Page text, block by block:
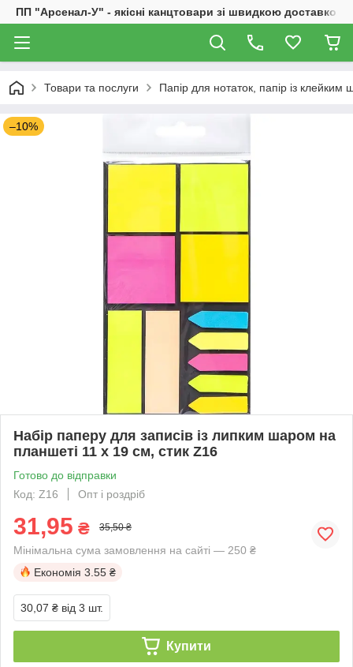
ПП "Арсенал-У" - якісні канцтовари зі швидкою доставкою
Товари та послуги Папір для нотаток, папір із клейким
–10%
Набір паперу для записів із липким шаром на
планшеті 11 х 19 см, стик Z16
Готово до відправки
Код: Z16
Опт і роздріб
31,95 ₴ 35,50 ₴
Мінімальна сума замовлення на сайті — 250 ₴
Економія 3.55 ₴
30,07 ₴ від 3 шт.
Купити